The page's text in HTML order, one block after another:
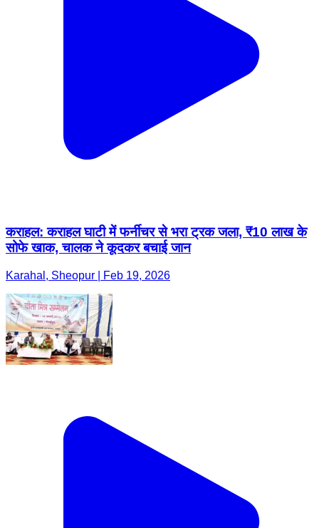
कराहल: कराहल घाटी में फर्नीचर से भरा ट्रक जला, ₹10 लाख के
सोफे खाक, चालक ने कूदकर बचाई जान
Karahal, Sheopur | Feb 19, 2026